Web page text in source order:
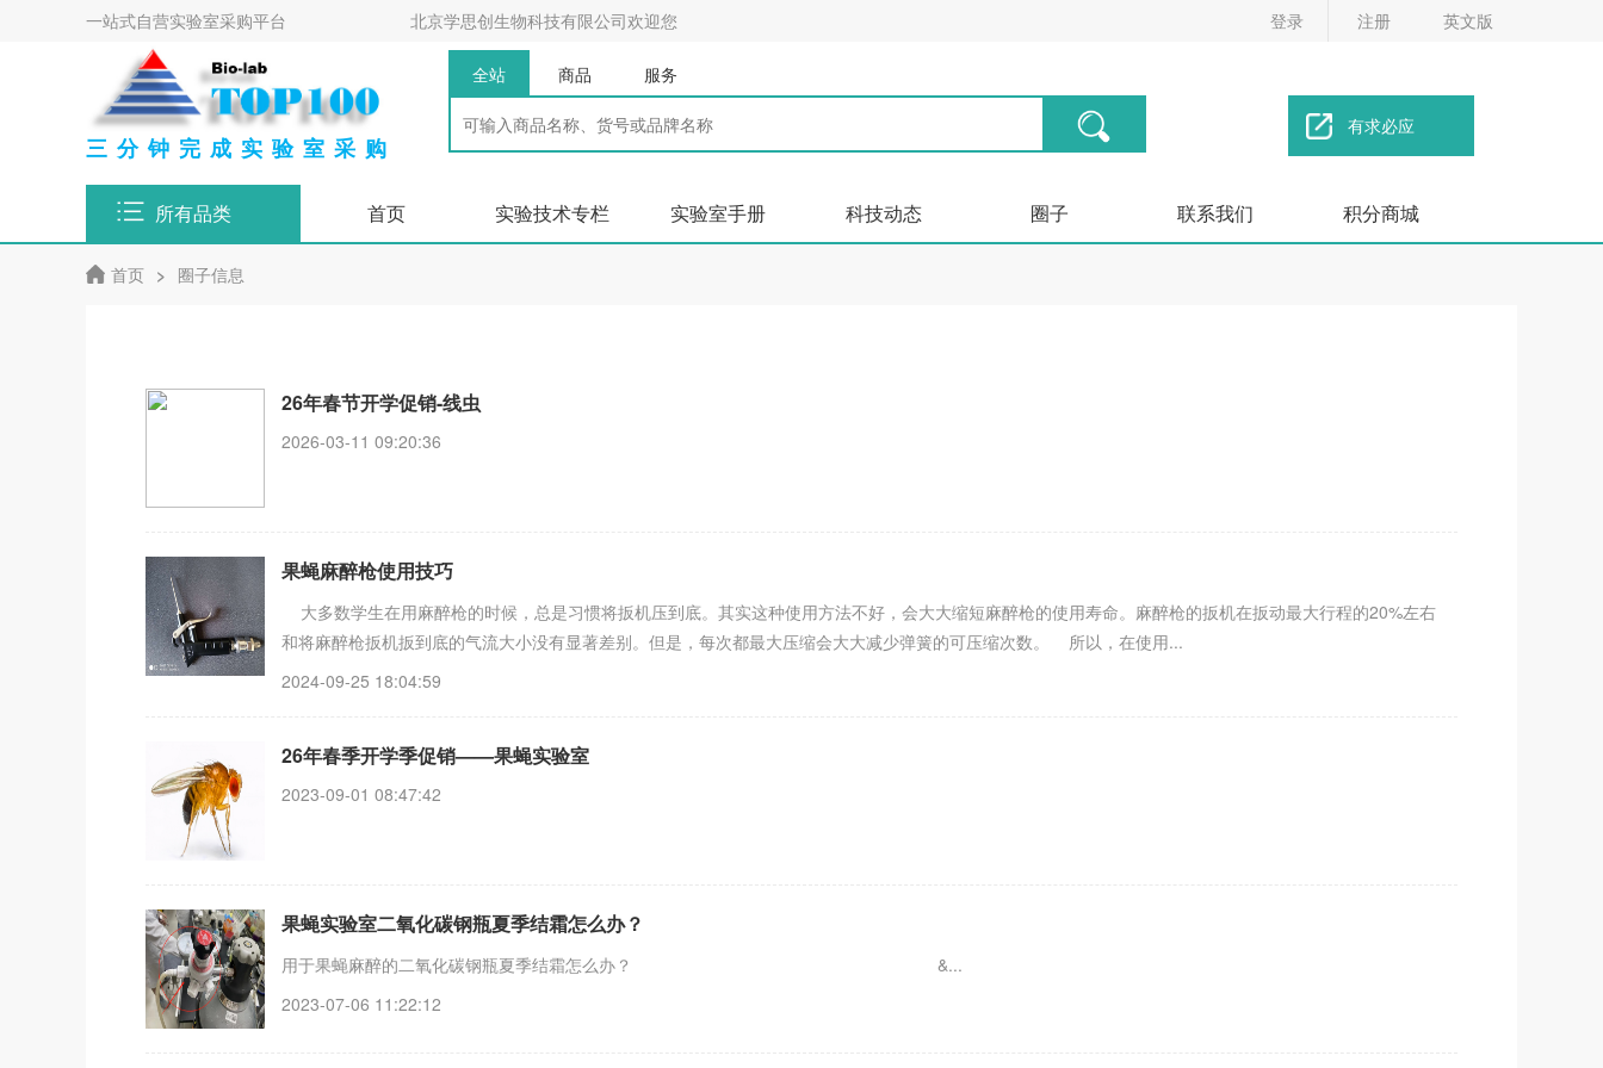
一站式自营实验室采购平台 北京学思创生物科技有限公司欢迎您 登录 注册 英文版
三分钟完成实验室采购
全站 商品 服务
有求必应
所有品类 首页 实验技术专栏 实验室手册 科技动态 圈子 联系我们 积分商城
首页 > 圈子信息
26年春节开学促销-线虫
2026-03-11 09:20:36
果蝇麻醉枪使用技巧
大多数学生在用麻醉枪的时候，总是习惯将扳机压到底。其实这种使用方法不好，会大大缩短麻醉枪的使用寿命。麻醉枪的扳机在扳动最大行程的20%左右
和将麻醉枪扳机扳到底的气流大小没有显著差别。但是，每次都最大压缩会大大减少弹簧的可压缩次数。 所以，在使用...
2024-09-25 18:04:59
26年春季开学季促销——果蝇实验室
2023-09-01 08:47:42
果蝇实验室二氧化碳钢瓶夏季结霜怎么办？
用于果蝇麻醉的二氧化碳钢瓶夏季结霜怎么办？ &...
2023-07-06 11:22:12